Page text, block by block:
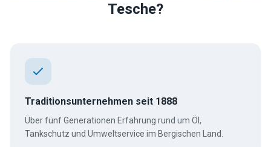
Tesche?
Traditionsunternehmen seit 1888
Über fünf Generationen Erfahrung rund um Öl,
Tankschutz und Umweltservice im Bergischen Land.